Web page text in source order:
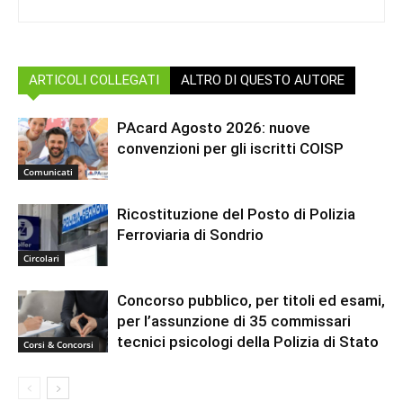
ARTICOLI COLLEGATI ALTRO DI QUESTO AUTORE
Comunicati
PAcard Agosto 2026: nuove
convenzioni per gli iscritti COISP
Circolari
Ricostituzione del Posto di Polizia
Ferroviaria di Sondrio
Corsi & Concorsi
Concorso pubblico, per titoli ed esami,
per l’assunzione di 35 commissari
tecnici psicologi della Polizia di Stato